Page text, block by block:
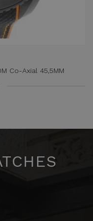
Co-Axial 45,5MM